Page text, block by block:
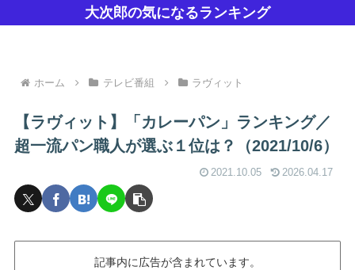
大次郎の気になるランキング
ホーム テレビ番組 ラヴィット
【ラヴィット】「カレーパン」ランキング／
超一流パン職人が選ぶ１位は？（2021/10/6）
2021.10.05 2026.04.17
記事内に広告が含まれています。